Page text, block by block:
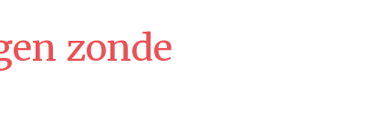
zonde